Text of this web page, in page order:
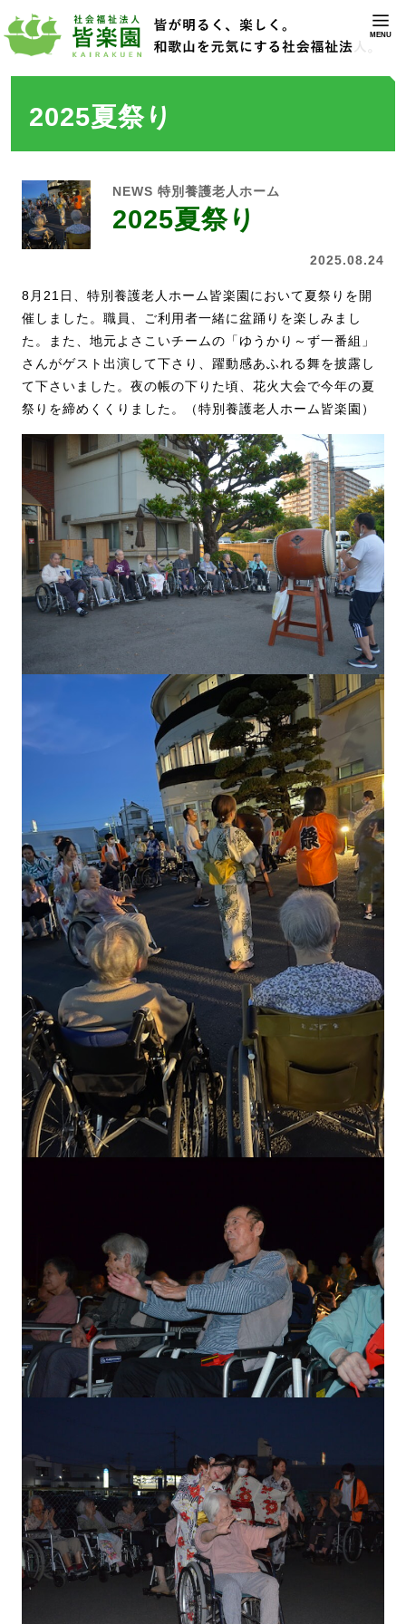
MENU
2025夏祭り
NEWS 特別養護老人ホーム
2025夏祭り
2025.08.24
8月21日、特別養護老人ホーム皆楽園において夏祭りを開
催しました。職員、ご利用者一緒に盆踊りを楽しみまし
た。また、地元よさこいチームの「ゆうかり～ず一番組」
さんがゲスト出演して下さり、躍動感あふれる舞を披露し
て下さいました。夜の帳の下りた頃、花火大会で今年の夏
祭りを締めくくりました。（特別養護老人ホーム皆楽園）